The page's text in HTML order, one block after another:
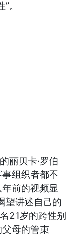
。
丽贝卡·罗伯
组织者都不
前的视频显
望讲述自己的
21岁的跨性别
母的管束